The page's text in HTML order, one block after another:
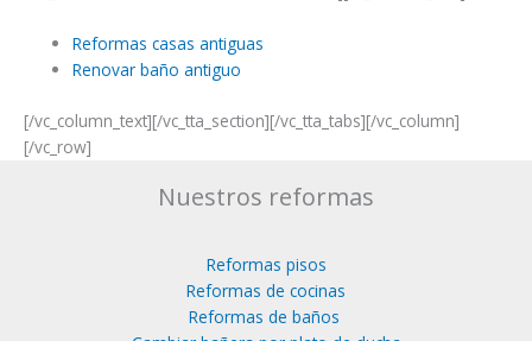
Reformas casas antiguas
Renovar baño antiguo
[/vc_column_text][/vc_tta_section][/vc_tta_tabs][/vc_column]
[/vc_row]
Nuestros reformas
Reformas pisos
Reformas de cocinas
Reformas de baños